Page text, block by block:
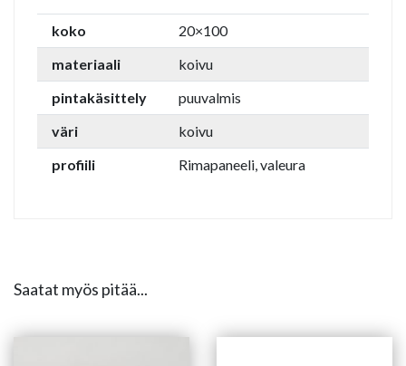
koko
20×100
materiaali
koivu
pintakäsittely
puuvalmis
väri
koivu
profiili
Rimapaneeli, valeura
Saatat myös pitää...